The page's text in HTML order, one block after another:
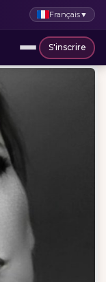
Français▼
S'inscrire